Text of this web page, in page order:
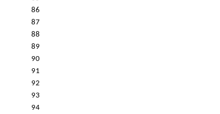
86
87
88
89
90
91
92
93
94